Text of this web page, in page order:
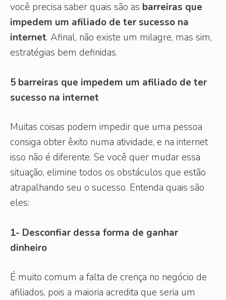
você precisa saber quais são as barreiras que
impedem um afiliado de ter sucesso na
internet. Afinal, não existe um milagre, mas sim,
estratégias bem definidas.
5 barreiras que impedem um afiliado de ter
sucesso na internet
Muitas coisas podem impedir que uma pessoa
consiga obter êxito numa atividade, e na internet
isso não é diferente. Se você quer mudar essa
situação, elimine todos os obstáculos que estão
atrapalhando seu o sucesso. Entenda quais são
eles:
1- Desconfiar dessa forma de ganhar
dinheiro
É muito comum a falta de crença no negócio de
afiliados, pois a maioria acredita que seria um